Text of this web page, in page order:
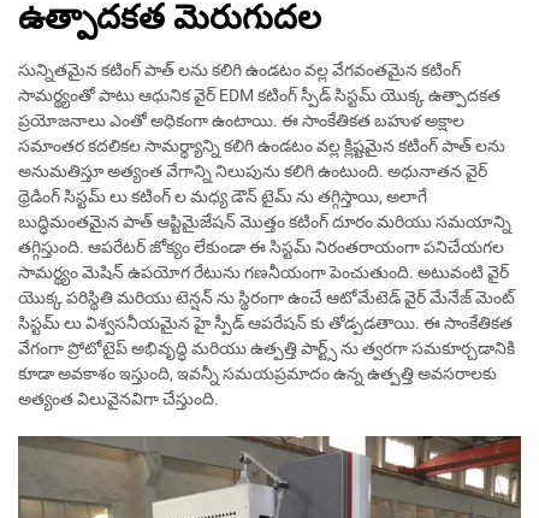
ఉత్పాదకత మెరుగుదల
సున్నితమైన కటింగ్ పాత్ లను కలిగి ఉండటం వల్ల వేగవంతమైన కటింగ్
సామర్థ్యంతో పాటు ఆధునిక వైర్ EDM కటింగ్ స్పీడ్ సిస్టమ్ యొక్క ఉత్పాదకత
ప్రయోజనాలు ఎంతో అధికంగా ఉంటాయి. ఈ సాంకేతికత బహుళ అక్షాల
సమాంతర కదలికల సామర్థ్యాన్ని కలిగి ఉండటం వల్ల క్లిష్టమైన కటింగ్ పాత్ లను
అనుమతిస్తూ అత్యంత వేగాన్ని నిలుపును కలిగి ఉంటుంది. అధునాతన వైర్
థ్రెడింగ్ సిస్టమ్ లు కటింగ్ ల మధ్య డౌన్ టైమ్ ను తగ్గిస్తాయి, అలాగే
బుద్ధిమంతమైన పాత్ ఆప్టిమైజేషన్ మొత్తం కటింగ్ దూరం మరియు సమయాన్ని
తగ్గిస్తుంది. ఆపరేటర్ జోక్యం లేకుండా ఈ సిస్టమ్ నిరంతరాయంగా పనిచేయగల
సామర్థ్యం మెషిన్ ఉపయోగ రేటును గణనీయంగా పెంచుతుంది. అటువంటి వైర్
యొక్క పరిస్థితి మరియు టెన్షన్ ను స్థిరంగా ఉంచే ఆటోమేటెడ్ వైర్ మేనేజ్ మెంట్
సిస్టమ్ లు విశ్వసనీయమైన హై స్పీడ్ ఆపరేషన్ కు తోడ్పడతాయి. ఈ సాంకేతికత
వేగంగా ప్రోటోటైప్ అభివృద్ధి మరియు ఉత్పత్తి పార్ట్స్ ను త్వరగా సమకూర్చడానికి
కూడా అవకాశం ఇస్తుంది, ఇవన్నీ సమయప్రమాదం ఉన్న ఉత్పత్తి అవసరాలకు
అత్యంత విలువైనవిగా చేస్తుంది.